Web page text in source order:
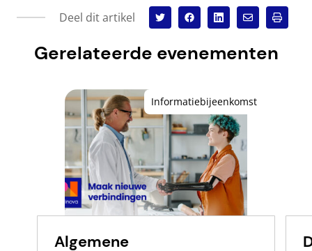
Deel dit artikel
Gerelateerde evenementen
Algemene
Informatiebijeenkomst